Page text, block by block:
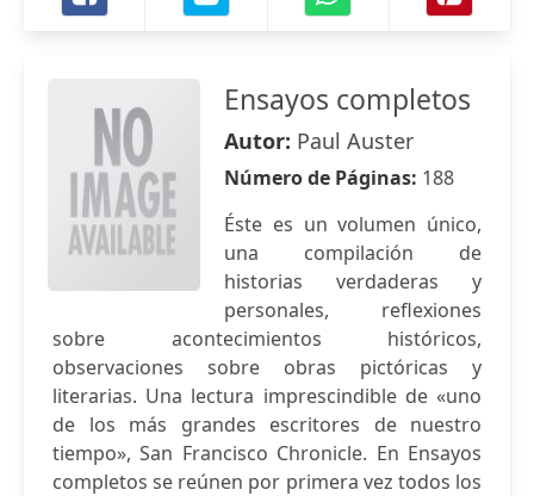
Ensayos completos
Autor: Paul Auster
Número de Páginas: 188
Éste es un volumen único,
una compilación de
historias verdaderas y
personales, reflexiones
sobre acontecimientos históricos,
observaciones sobre obras pictóricas y
literarias. Una lectura imprescindible de «uno
de los más grandes escritores de nuestro
tiempo», San Francisco Chronicle. En Ensayos
completos se reúnen por primera vez todos los